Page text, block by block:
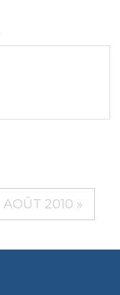
AOÛT 2010 »